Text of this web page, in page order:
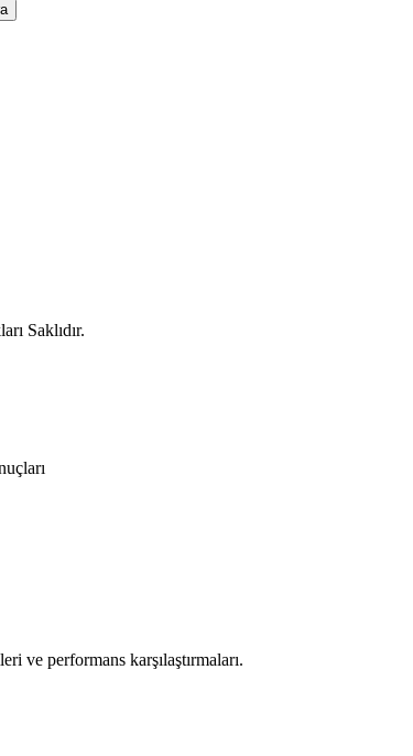
Saklıdır.
ve performans karşılaştırmaları.